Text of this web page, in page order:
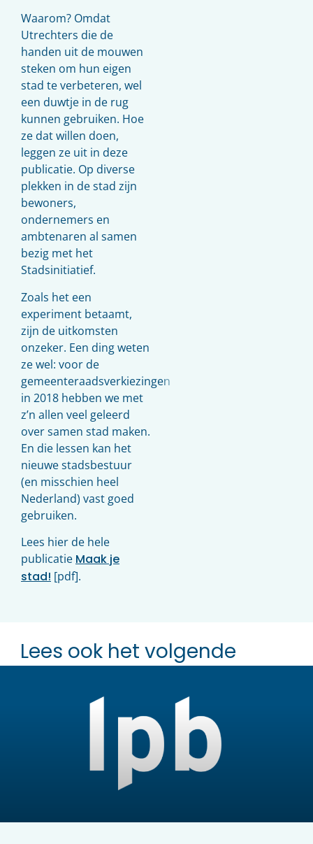
Waarom? Omdat
Utrechters die de
handen uit de mouwen
steken om hun eigen
stad te verbeteren, wel
een duwtje in de rug
kunnen gebruiken. Hoe
ze dat willen doen,
leggen ze uit in deze
publicatie. Op diverse
plekken in de stad zijn
bewoners,
ondernemers en
ambtenaren al samen
bezig met het
Stadsinitiatief.
Zoals het een
experiment betaamt,
zijn de uitkomsten
onzeker. Een ding weten
ze wel: voor de
gemeenteraadsverkiezingen
in 2018 hebben we met
z’n allen veel geleerd
over samen stad maken.
En die lessen kan het
nieuwe stadsbestuur
(en misschien heel
Nederland) vast goed
gebruiken.
Lees hier de hele
publicatie Maak je
stad! [pdf].
Lees ook het volgende